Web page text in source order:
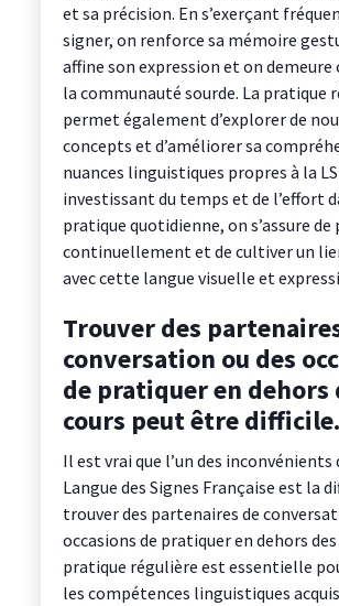
et sa précision. En s’exerçant
signer, on renforce sa mémoire
affine son expression et on demeure
la communauté sourde. La pratique
permet également d’explorer de
concepts et d’améliorer sa
nuances linguistiques propres à la
investissant du temps et de l’effort
pratique quotidienne, on s’assure
continuellement et de cultiver un
avec cette langue visuelle et
Trouver des
conversation ou des
de pratiquer en dehors
cours peut être difficile.
Il est vrai que l’un des inconvénients
Langue des Signes Française est la
trouver des partenaires de
occasions de pratiquer en dehors des
pratique régulière est essentielle
les compétences linguistiques